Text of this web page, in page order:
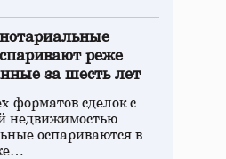
реже
за шесть лет
форматов сделок с
недвижимостью
оспариваются в